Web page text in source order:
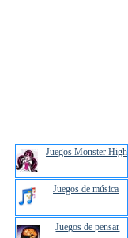
Juegos Monster High
Juegos de música
Juegos de pensar